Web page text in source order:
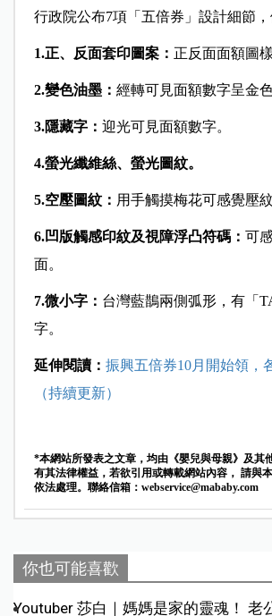
行政院公布7項「五倍券」設計細節，
1.正、反面套印圖案： 正反面面額圖
2.變色油墨： 經轉可見面額數字呈金
3.隱藏字： 迎光可見面額數字。
4.螢光纖維絲、螢光圖紋。
5.空壓圖紋： 用手觸摸梅花可感覺壓紋
6.凹版觸感印紋及視障浮凸符碼： 可
面。
7.微小字： 台灣藍鵲兩側弧形，有「
字。
延伸閱讀： 振興五倍券10月開始領，
（持續更新）
*本網站所發表之文章，均由《嬰兒與母親》及其
有其法律權益，若欲引用或轉載網站內容， 請與
依法處理。聯絡信箱： webservice@mababy.com
你也可能喜歡
Youtuber 莎白｜媽媽是家的靈魂！ 老